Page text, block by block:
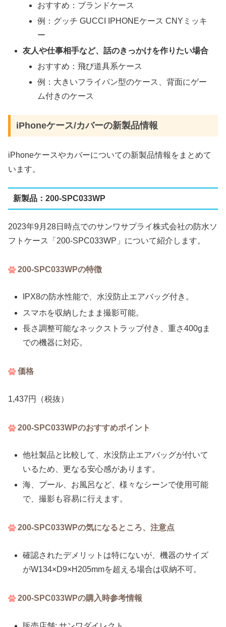
おすすめ：ブランドケース
例：グッチ GUCCI IPHONEケース CNYミッキ
ー
友人や仕事相手など、話のきっかけを作りたい場合
おすすめ：飛び道具系ケース
例：大きいフライパン型のケース、背面にゲー
ム付きのケース
iPhoneケース/カバーの新製品情報
iPhoneケースやカバーについての新製品情報をまとめて
います。
新製品：200-SPC033WP
2023年9月28日時点でのサンワサプライ株式会社の防水ソ
フトケース「200-SPC033WP」について紹介します。
200-SPC033WPの特徴
IPX8の防水性能で、水没防止エアバッグ付き。
スマホを収納したまま撮影可能。
長さ調整可能なネックストラップ付き、重さ400gま
での機器に対応。
価格
1,437円（税抜）
200-SPC033WPのおすすめポイント
他社製品と比較して、水没防止エアバッグが付いて
いるため、更なる安心感があります。
海、プール、お風呂など、様々なシーンで使用可能
で、撮影も容易に行えます。
200-SPC033WPの気になるところ、注意点
確認されたデメリットは特にないが、機器のサイズ
がW134×D9×H205mmを超える場合は収納不可。
200-SPC033WPの購入時参考情報